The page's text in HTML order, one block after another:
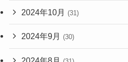
2024年10月 (31)
2024年9月 (30)